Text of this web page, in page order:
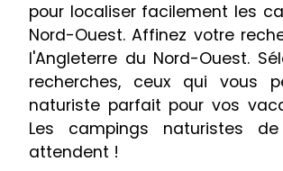
pour localiser facilement les
Nord-Ouest. Affinez votre
l'Angleterre du Nord-Ouest.
recherches, ceux qui vous
naturiste parfait pour vos
Les campings naturistes
attendent !